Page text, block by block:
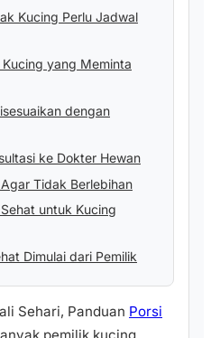
Kucing Perlu Jadwal
yang Meminta
dengan
ke Dokter Hewan
Tidak Berlebihan
untuk Kucing
Dimulai dari Pemilik
Sehari, Panduan Porsi